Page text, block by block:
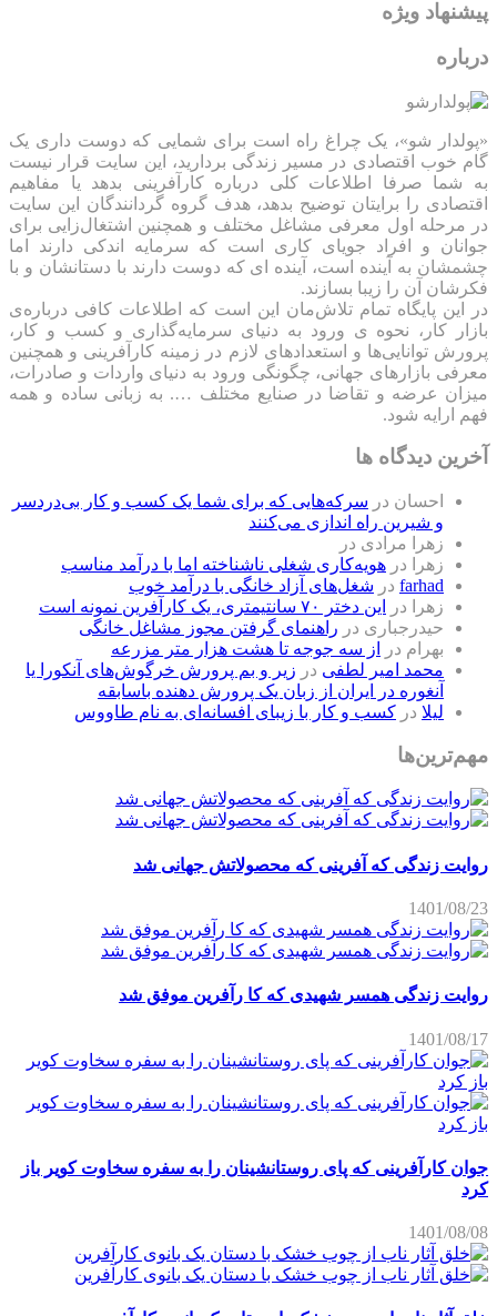
پیشنهاد ویژه
درباره
«پولدار شو»، یک چراغ راه است برای شمایی که دوست داری یک
گام خوب اقتصادی در مسیر زندگی بردارید، این سایت قرار نیست
به شما صرفا اطلاعات کلی درباره کارآفرینی بدهد یا مفاهیم
اقتصادی را برایتان توضیح بدهد، هدف گروه گردانندگان این سایت
در مرحله اول معرفی مشاغل مختلف و همچنین اشتغال‌زایی برای
جوانان و افراد جویای کاری است که سرمایه اندکی دارند اما
چشمشان به آینده است، آینده ای که دوست دارند با دستانشان و با
فکرشان آن را زیبا بسازند.
در این پایگاه تمام تلاش‌مان این است که ‌اطلاعات کافی درباره‌ی
بازار کار، نحوه ی ورود به دنیای سرمایه‌گذاری و کسب و کار،
پرورش توانایی‌ها و استعدادهای لازم در زمینه کارآفرینی و همچنین
معرفی بازارهای جهانی، چگونگی ورود به دنیای واردات و صادرات،
میزان عرضه و تقاضا در صنایع مختلف …. به زبانی ساده و همه
فهم ارایه شود.
آخرین دیدگاه ها
احسان در سرکه‌هایی که برای شما یک کسب و کار بی‌دردسر
و شیرین راه اندازی می‌کنند
زهرا مرادی در
زهرا
در هویه‌کاری شغلی ناشناخته اما با درآمد مناسب
farhad در شغل‌های آزاد خانگی با درآمد خوب
زهرا
در
این دختر ۷۰ سانتیمتری، یک کارآفرین نمونه است
حیدرجباری در راهنمای گرفتن مجوز مشاغل خانگی
بهرام در
از سه جوجه تا هشت هزار متر مزرعه
محمد امیر لطفی در زیر و بم پرورش خرگوش‌های آنکورا یا
آنغوره در ایران از زبان یک پرورش دهنده باسابقه
لیلا در کسب و کار با زیبای افسانه‌ای به نام طاووس
مهم‌ترین‌ها
روایت زندگی که آفرینی که محصولاتش جهانی شد
1401/08/23
روایت زندگی همسر شهیدی که کا رآفرین موفق شد
1401/08/17
جوان کارآفرینی که پای روستانشینان را به سفره سخاوت کویر باز
کرد
1401/08/08